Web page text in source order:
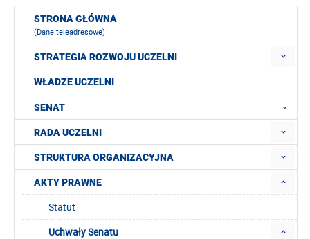
STRONA GŁÓWNA
(Dane teleadresowe)
STRATEGIA ROZWOJU UCZELNI
WŁADZE UCZELNI
SENAT
RADA UCZELNI
STRUKTURA ORGANIZACYJNA
AKTY PRAWNE
Statut
Uchwały Senatu